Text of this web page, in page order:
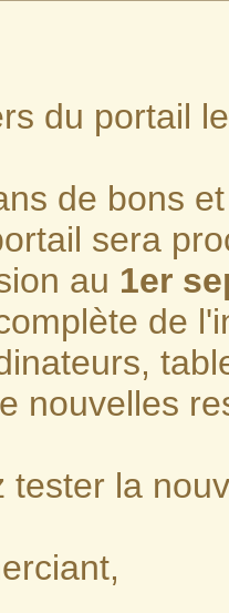
du portail
de bons
sera
au 1er
de
nouvelles
tester la